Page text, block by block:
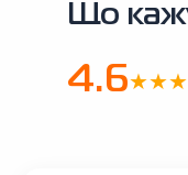
Що
4.6